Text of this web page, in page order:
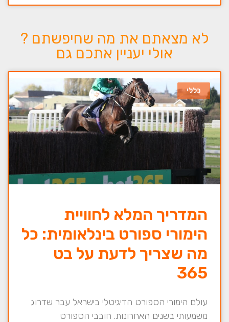
לא מצאתם את מה שחיפשתם ?
אולי יעניין אתכם גם
כללי
המדריך המלא לחוויית
הימורי ספורט בינלאומית: כל
מה שצריך לדעת על בט
365
עולם הימורי הספורט הדיגיטלי בישראל עבר שדרוג
משמעותי בשנים האחרונות. חובבי הספורט